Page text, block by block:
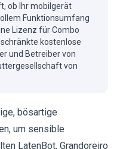
ob Ihr mobilgerät
Funktionsumfang
Lizenz für Combo
kostenlose
und Betreiber von
von
bösartige
um sensible
LatenBot, Grandoreiro